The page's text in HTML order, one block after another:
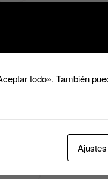
todo». También
Ajustes